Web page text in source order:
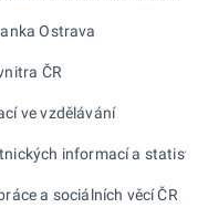
Ostrava
ČR
ve vzdělávání
informací a
a sociálních věcí ČR